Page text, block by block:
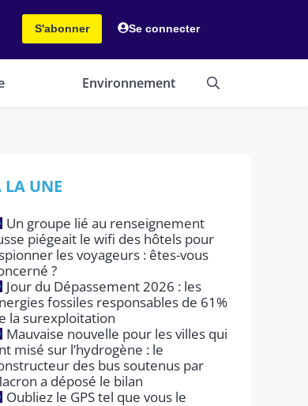
S'abonner Se connecter
Environnement
LA UNE
Un groupe lié au renseignement
piégeait le wifi des hôtels pour
les voyageurs : êtes-vous
?
Jour du Dépassement 2026 : les
fossiles responsables de 61%
la surexploitation
Mauvaise nouvelle pour les villes qui
misé sur l’hydrogène : le
des bus soutenus par
a déposé le bilan
Oubliez le GPS tel que vous le